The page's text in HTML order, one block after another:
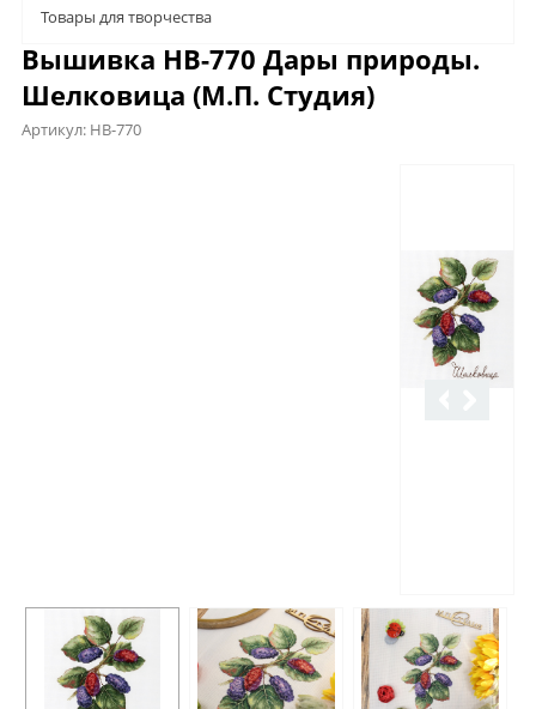
Товары для творчества
Вышивка НВ-770 Дары природы.
Шелковица (М.П. Студия)
Артикул: НВ-770